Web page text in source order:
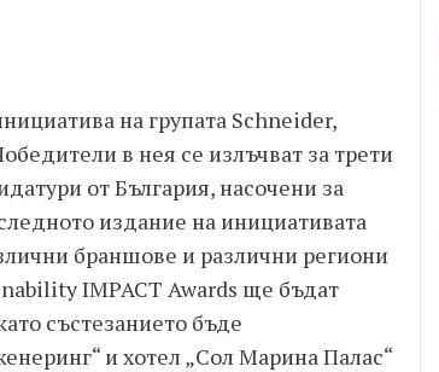
на групата Schneider,
в нея се излъчват за трети
от България, насочени за
издание на инициативата
браншове и различни региони
IMPACT Awards ще бъдат
състезанието бъде
и хотел „Сол Марина Палас“